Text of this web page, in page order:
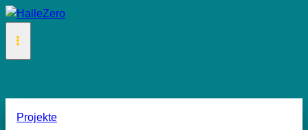
Zum
springen
Projekte